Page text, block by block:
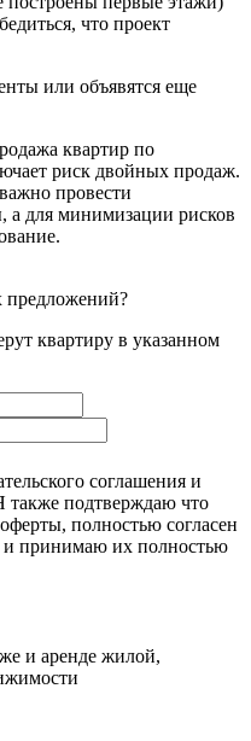
что проект
или объявятся еще
квартир по
риск двойных продаж.
провести
а для минимизации рисков
квартиру в указанном
соглашения и
также подтверждаю что
полностью согласен
принимаю их полностью
и аренде жилой,